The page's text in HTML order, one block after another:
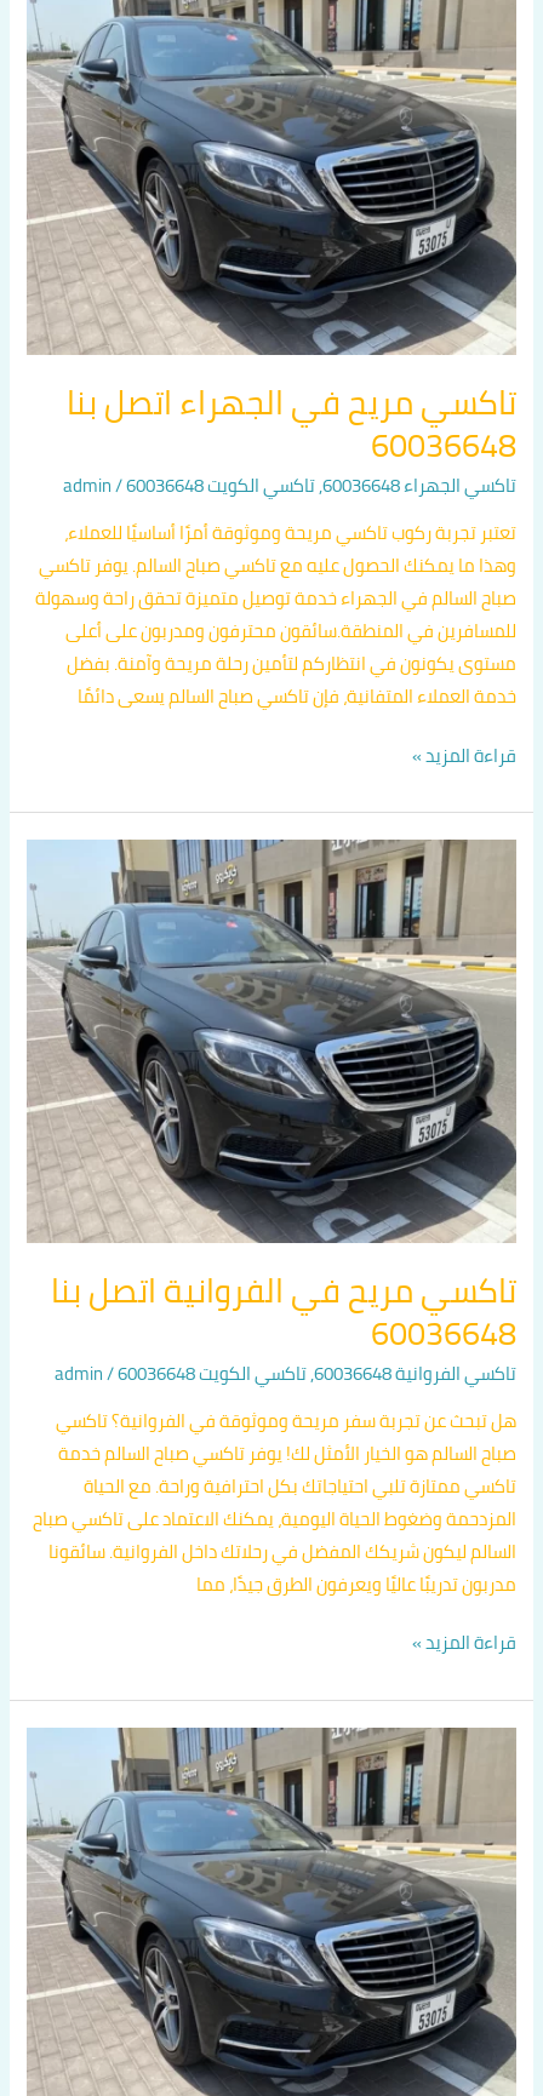
تاكسي مريح في الجهراء اتصل بنا
60036648
تاكسي الجهراء 60036648 ,تاكسي الكويت 60036648 /
admin
تعتبر تجربة ركوب تاكسي مريحة وموثوقة أمرًا أساسيًا للعملاء،
وهذا ما يمكنك الحصول عليه مع تاكسي صباح السالم. يوفر تاكسي
صباح السالم في الجهراء خدمة توصيل متميزة تحقق راحة وسهولة
للمسافرين في المنطقة.سائقون محترفون ومدربون على أعلى
مستوى يكونون في انتظاركم لتأمين رحلة مريحة وآمنة. بفضل
خدمة العملاء المتفانية، فإن تاكسي صباح السالم يسعى دائمًا
الجهراء
اتصل
60036648
قراءة المزيد »
تاكسي مريح في الفروانية اتصل بنا
60036648
تاكسي الفروانية 60036648 ,تاكسي الكويت 60036648 /
admin
هل تبحث عن تجربة سفر مريحة وموثوقة في الفروانية؟ تاكسي
صباح السالم هو الخيار الأمثل لك! يوفر تاكسي صباح السالم خدمة
تاكسي ممتازة تلبي احتياجاتك بكل احترافية وراحة. مع الحياة
المزدحمة وضغوط الحياة اليومية، يمكنك الاعتماد على تاكسي صباح
السالم ليكون شريكك المفضل في رحلاتك داخل الفروانية. سائقونا
مدربون تدريبًا عاليًا ويعرفون الطرق جيدًا، مما
تاكسي
الفروانية
اتصل
60036648
قراءة المزيد »
تكسيات
الفروانية
اتصل
بنا
60036648